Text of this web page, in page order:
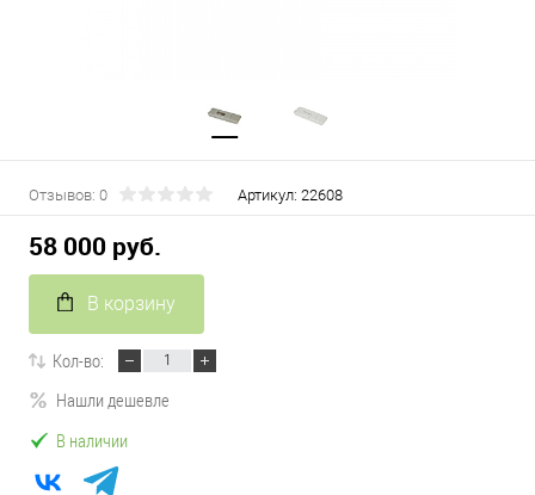
Отзывов: 0 Артикул: 22608
58 000 руб.
В корзину
Кол-во:
Нашли дешевле
В наличии